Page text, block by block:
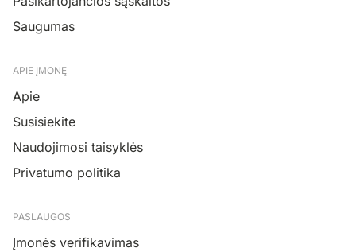
Saugumas
APIE ĮMONĘ
Apie
Susisiekite
Naudojimosi taisyklės
Privatumo politika
PASLAUGOS
Įmonės verifikavimas